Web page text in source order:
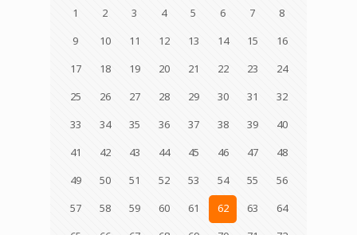
1 2 3 4 5 6 7
8
9
10 11 12 13 14 15
16
17
18 19 20 21 22 23
24
25
26 27 28 29 30 31
32
33
34 35 36 37 38 39
40
41
42 43 44 45 46 47
48
49
50 51 52 53 54 55
56
57
58 59 60 61 62 63
64